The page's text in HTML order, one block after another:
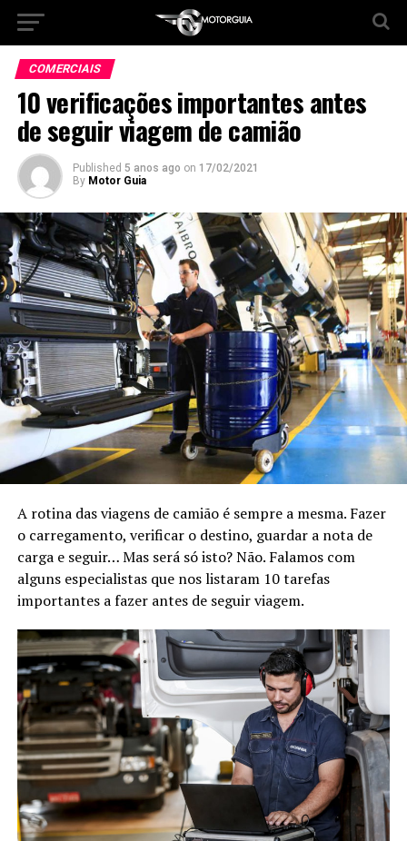
COMERCIAIS
10 verificações importantes antes
de seguir viagem de camião
Published 5 anos ago on 17/02/2021
By Motor Guia
A rotina das viagens de camião é sempre a mesma. Fazer
o carregamento, verificar o destino, guardar a nota de
carga e seguir… Mas será só isto? Não. Falamos com
alguns especialistas que nos listaram 10 tarefas
importantes a fazer antes de seguir viagem.